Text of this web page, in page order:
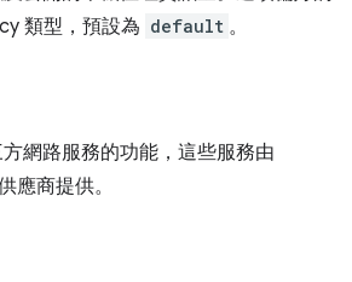
類型，預設為 default 。
網路服務的功能，這些服務由
應商提供。